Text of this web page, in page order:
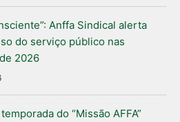
Anffa Sindical alerta
do serviço público nas
2026
do “Missão AFFA”